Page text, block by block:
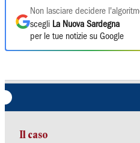
Non lasciare decidere
scegli La Nuova Sardegna
per le tue notizie su Google
Il caso